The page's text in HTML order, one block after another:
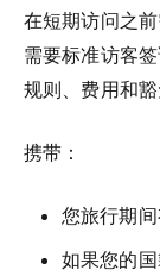
在短期访问之
需要标准访客
规则、费用和豁
携带：
您旅行期间
如果您的